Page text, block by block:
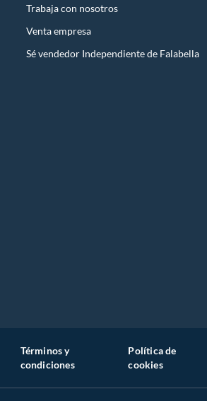
Trabaja con nosotros
Venta empresa
Sé vendedor Independiente de Falabella
Términos y
condiciones
Política de
cookies